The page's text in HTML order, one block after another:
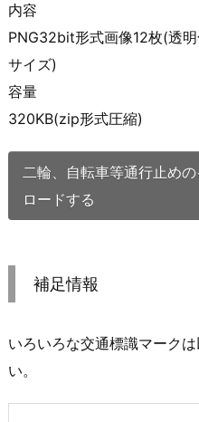
内容
PNG32bit形式画像12枚(透
サイズ)
容量
320KB(zip形式圧縮)
二輪、自転車等通行止め
ロードする
補足情報
いろいろな交通標識マーク
い。